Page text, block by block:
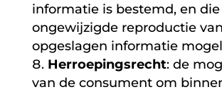
informatie is bestemd, en die
ongewijzigde reproductie
opgeslagen informatie
Herroepingsrecht: de
van de consument om